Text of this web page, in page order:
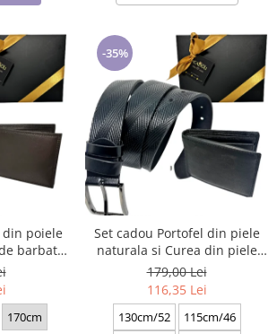
din poiele
barbati
battal,
170cm
-35%
Set cadou Portofel din piele
naturala si Curea din piele
ecologica A-2316-4N, latime
curea 3.5cm, e-CADOU
179,00 Lei
116,35 Lei
130cm/52
115cm/46